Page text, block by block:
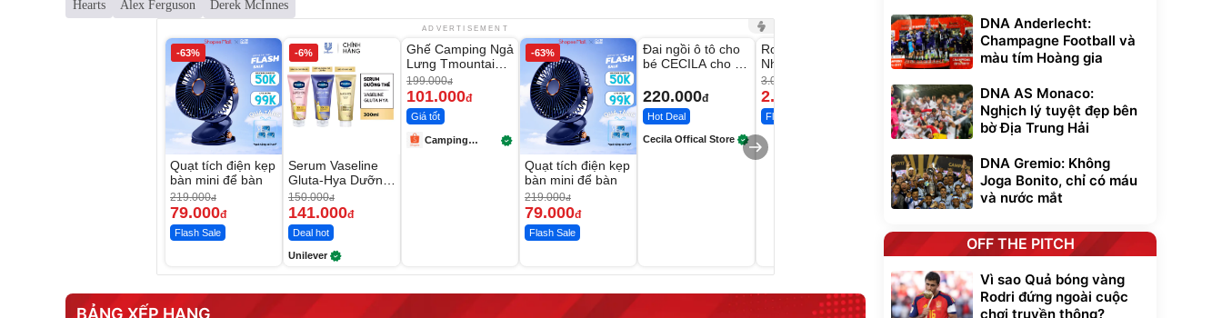
Hearts Alex Ferguson Derek McInnes
ADVERTISEMENT
-63%
Quạt tích điện kẹp
bàn mini để bàn
219.000đ
79.000đ
Flash Sale
-6%
Serum Vaseline
Gluta-Hya Dưỡng
Da Sáng Mịn Sau
7 Ngày
150.000đ
141.000đ
Deal hot
Unilever
-49%
Unmute
Ghế Camping Ngả
Lưng Tmountain
Gấp Gọn
199.000đ
101.000đ
Giá tốt
Camping
-63%
Quạt tích điện kẹp
bàn mini để bàn
219.000đ
79.000đ
Flash Sale
Đai ngồi ô tô cho
bé CECILA cho bé
220.000đ
Hot Deal
Cecila Offical Store
Robot Hút Bụi Lau
Nhà - D2-001 -
Thông Minh
3.000.000
2.200.000
Flash Sale
Unmute
Vali Bamozo
Khung Nhôm
20/24/28 Cao Cấp
825.000đ
Flash Sale
Lót ghế ôtô, nâng
lưng chống nóng
giúp thoải mái
Đã bán nhiều
BẢNG XẾP HẠNG
DNA Anderlecht:
Champagne Football và
màu tím Hoàng gia
DNA AS Monaco:
Nghịch lý tuyệt đẹp bên
bờ Địa Trung Hải
DNA Gremio: Không
Joga Bonito, chỉ có máu
và nước mắt
OFF THE PITCH
Vì sao Quả bóng vàng
Rodri đứng ngoài cuộc
chơi truyền thông?